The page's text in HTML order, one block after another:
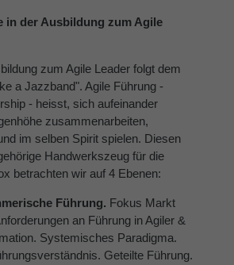
in der Ausbildung zum Agile
zum Agile Leader folgt dem
a Jazzband". Agile Führung -
- heisst, sich aufeinander
zusammenarbeiten,
im selben Spirit spielen. Diesen
Handwerkszeug für die
betrachten wir auf 4 Ebenen:
Führung. Fokus Markt
an Führung in Agiler &
Systemisches Paradigma.
Geteilte Führung.